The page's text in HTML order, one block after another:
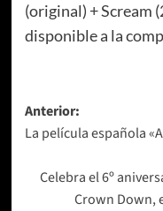
(original) + Scream
disponible a la
Navegación
de
entradas
Anterior:
La película española
Celebra el 6º
Crown Down,